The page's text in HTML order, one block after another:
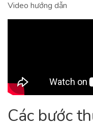
Video hướng dẫn
Các bước